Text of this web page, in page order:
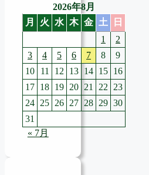
2026年8月
月
火 水 木 金 土
日
1
2
3
4 5 6 7 8
9
10
11 12 13 14 15 16
17 18 19 20 21 22
23
24 25 26 27 28 29 30
31
« 7月